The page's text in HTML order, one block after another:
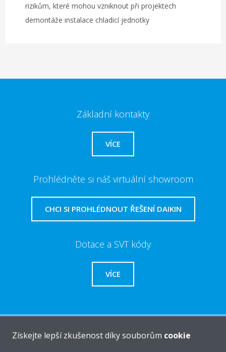
rizikům, které mohou vzniknout při projektech
demontáže instalace chladicí jednotky
Základní kontakty
VÍCE
Prohlédněte si náš virtuální showroom
CHCI SI PROHLÉDNOUT ŘEŠENÍ DAIKIN
Dotace a SVT kódy
VÍCE
O společnosti Daikin
Získejte lepší zkušenost díky souborům cookie